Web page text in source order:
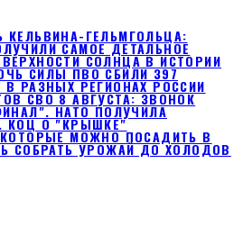
КЕЛЬВИНА-ГЕЛЬМГОЛЬЦА:
САМОЕ ДЕТАЛЬНОЕ
СОЛНЦА В ИСТОРИИ
СИЛЫ ПВО СБИЛИ 397
РАЗНЫХ РЕГИОНАХ РОССИИ
СВО 8 АВГУСТА: ЗВОНОК
НАТО ПОЛУЧИЛА
КОЦ О "КРЫШКЕ"
МОЖНО ПОСАДИТЬ В
СОБРАТЬ УРОЖАЙ ДО ХОЛОДОВ